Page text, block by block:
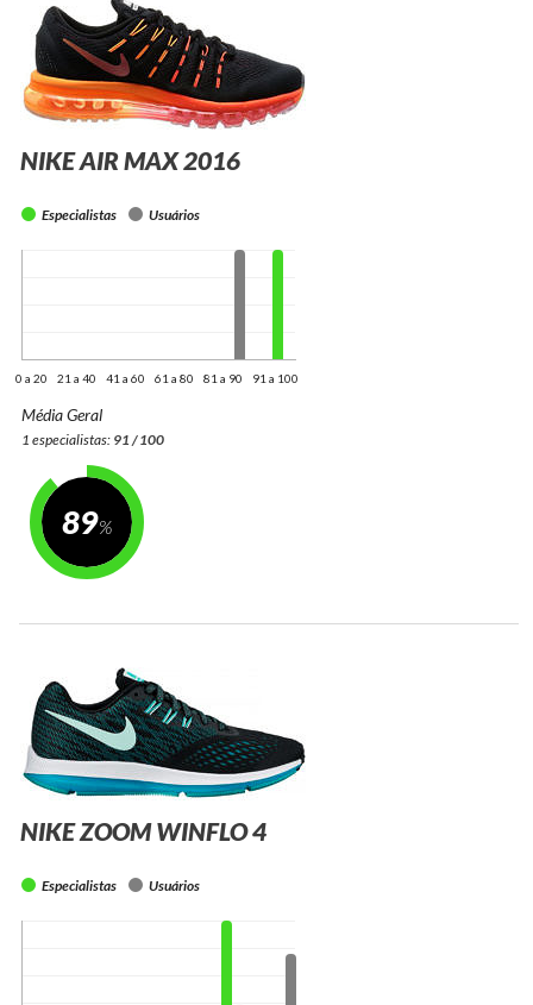
NIKE AIR MAX 2016
Especialistas Usuários
0 a 20 21 a 40 41 a 60 61 a 80 81 a 90 91 a 100
Média Geral
1 especialistas: 91 / 100
89
NIKE ZOOM WINFLO 4
Especialistas Usuários